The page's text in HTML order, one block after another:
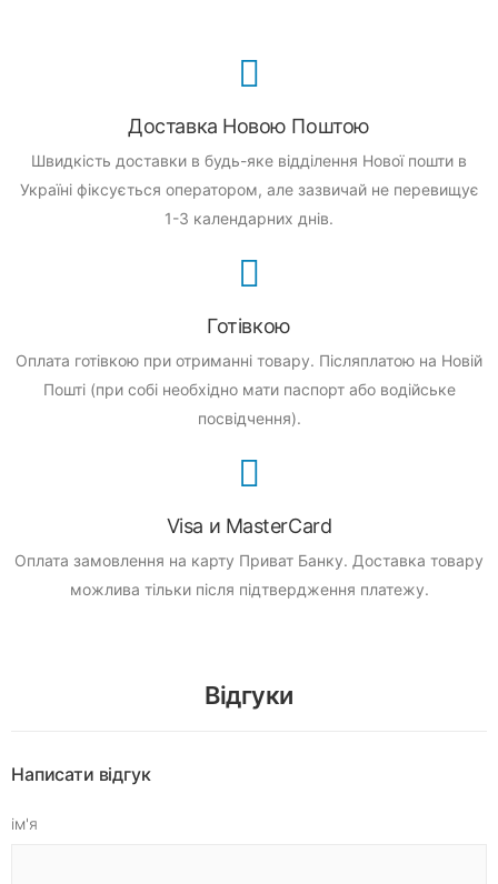
Доставка Новою Поштою
Швидкість доставки в будь-яке відділення Нової пошти в
Україні фіксується оператором, але зазвичай не перевищує
1-3 календарних днів.
Готівкою
Оплата готівкою при отриманні товару. Післяплатою на Новій
Пошті (при собі необхідно мати паспорт або водійське
посвідчення).
Visa и MasterCard
Оплата замовлення на карту Приват Банку. Доставка товару
можлива тільки після підтвердження платежу.
Відгуки
Написати відгук
ім'я